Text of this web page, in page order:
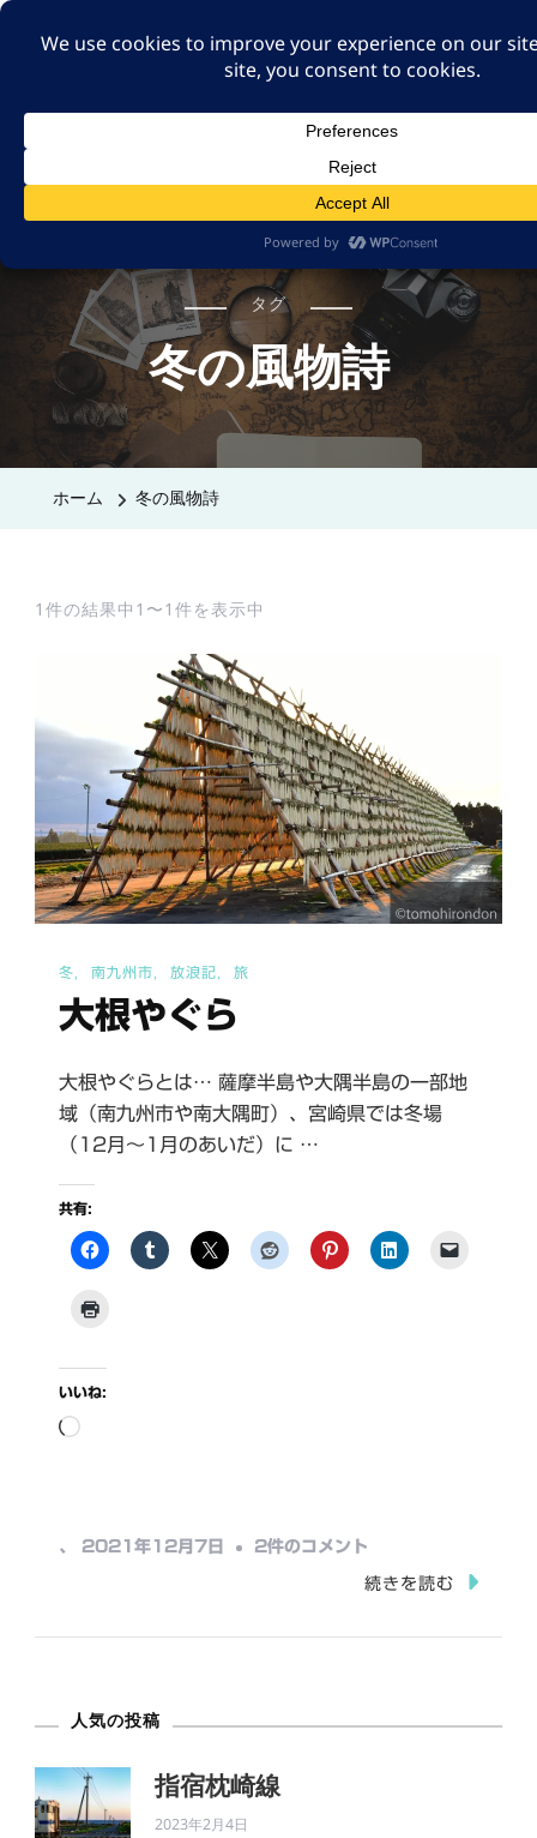
A GUT FEELING 7TH
身近な旅の記録や記憶、たまには思ったことも残そ
タグ
冬の風物詩
ホーム 冬の風物詩
1件の結果中1〜1件を表示中
冬 南九州市 放浪記 旅
大根やぐら
大根やぐらとは… 薩摩半島や大隅半島の一部地
域（南九州市や南大隅町）、宮崎県では冬場
（12月〜1月のあいだ）に …
共有:
いいね:
読
中…
、 2021年12月7日 大
2件のコメント
続きを読む
人気の投稿
指宿枕崎線
2023年2月4日